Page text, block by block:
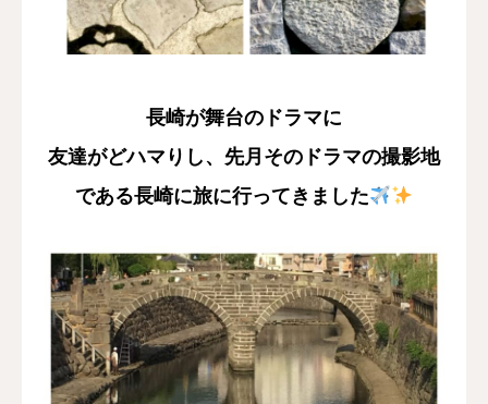
長崎が舞台のドラマに
友達がどハマりし、先月そのドラマの撮影地
である長崎に旅に行ってきました
採用情報